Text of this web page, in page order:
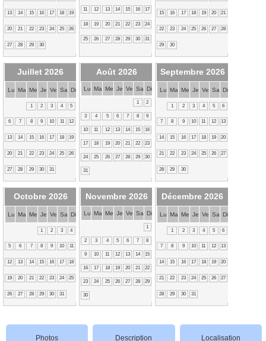
13 14 15 16 17 18 19
20 21 22 23 24 25 26
27 28 29 30
11 12 13 14 15 16 17
18 19 20 21 22 23 24
25 26 27 28 29 30 31
15 16 17 18 19 20 21
22 23 24 25 26 27 28
29 30
Juillet 2026
Lu Ma Me Je Ve Sa Di
1 2 3 4 5
6 7 8 9 10 11 12
13 14 15 16 17 18 19
20 21 22 23 24 25 26
27 28 29 30 31
Août 2026
Lu Ma Me Je Ve Sa Di
1 2
3 4 5 6 7 8 9
10 11 12 13 14 15 16
17 18 19 20 21 22 23
24 25 26 27 28 29 30
31
Septembre 2026
Lu Ma Me Je Ve Sa Di
1 2 3 4 5 6
7 8 9 10 11 12 13
14 15 16 17 18 19 20
21 22 23 24 25 26 27
28 29 30
Octobre 2026
Lu Ma Me Je Ve Sa Di
1 2 3 4
5 6 7 8 9 10 11
12 13 14 15 16 17 18
19 20 21 22 23 24 25
26 27 28 29 30 31
Novembre 2026
Lu Ma Me Je Ve Sa Di
1
2 3 4 5 6 7 8
9 10 11 12 13 14 15
16 17 18 19 20 21 22
23 24 25 26 27 28 29
30
Décembre 2026
Lu Ma Me Je Ve Sa Di
1 2 3 4 5 6
7 8 9 10 11 12 13
14 15 16 17 18 19 20
21 22 23 24 25 26 27
28 29 30 31
Photos Description Localisation